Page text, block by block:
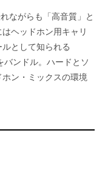
ながらも「高音質」と
ヘッドホン用キャリ
として知られる
ンドル。ハードとソ
ン・ミックスの環境